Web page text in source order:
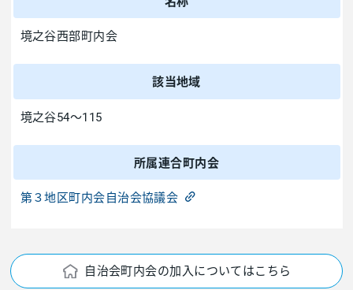
境之谷西部町内会
該当地域
境之谷54～115
所属連合町内会
第３地区町内会自治会協議会
自治会町内会の加入についてはこちら